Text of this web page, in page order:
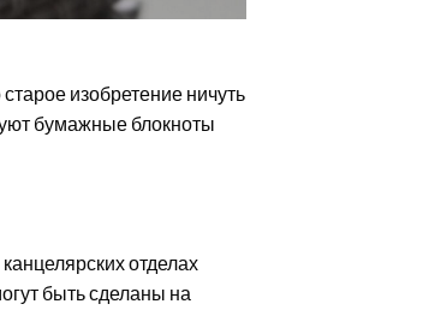
изобретение ничуть
бумажные блокноты
отделах
быть сделаны на